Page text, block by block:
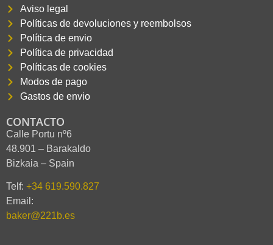
Aviso legal
Políticas de devoluciones y reembolsos
Política de envio
Política de privacidad
Políticas de cookies
Modos de pago
Gastos de envio
CONTACTO
Calle Portu nº6
48.901 – Barakaldo
Bizkaia – Spain
Telf: +34 619.590.827
Email:
baker@221b.es